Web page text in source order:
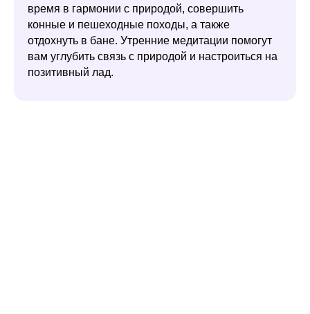
время в гармонии с природой, совершить
конные и пешеходные походы, а также
отдохнуть в бане. Утренние медитации помогут
вам углубить связь с природой и настроиться на
позитивный лад.